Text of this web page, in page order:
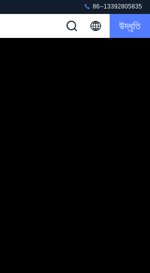
86--13392805835
উদ্ধৃতি